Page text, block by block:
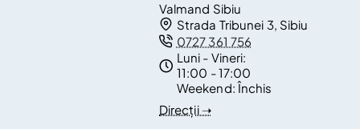
Valmand Sibiu
Strada Tribunei 3, Sibiu
0727 361 756
Luni - Vineri:
11:00 - 17:00
Weekend:Închis
Direcții ➝